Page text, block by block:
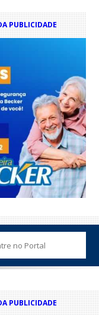
PUBLICIDADE
PUBLICIDADE